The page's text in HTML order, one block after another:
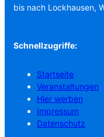
bis nach Lockhausen,
Schnellzugriffe:
Startseite
Veranstaltungen
Hier werben
Impressum
Datenschutz